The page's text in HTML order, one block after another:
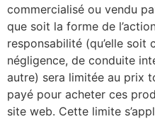
commercialisé ou vendu
que soit la forme de
responsabilité (qu’elle soit
négligence, de conduite
autre) sera limitée au prix
payé pour acheter ces
site web. Cette limite